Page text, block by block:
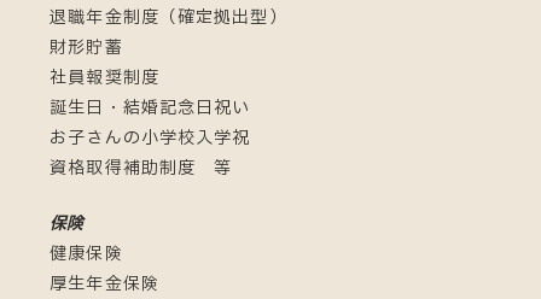
退職年金制度（確定拠出型）
財形貯蓄
社員報奨制度
誕生日・結婚記念日祝い
お子さんの小学校入学祝
資格取得補助制度 等
保険
健康保険
厚生年金保険